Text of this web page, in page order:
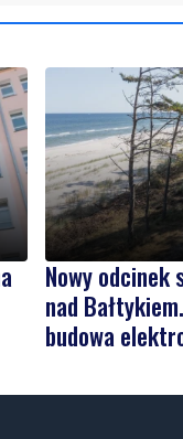
Nowy odcinek
nad
budowa